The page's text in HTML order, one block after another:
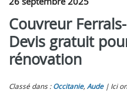
Couvreur
Devis gratuit
rénovation
Classé dans : Occitanie, Aude
Ici